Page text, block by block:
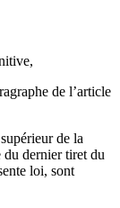
de l’article
de la
du dernier tiret du
loi, sont